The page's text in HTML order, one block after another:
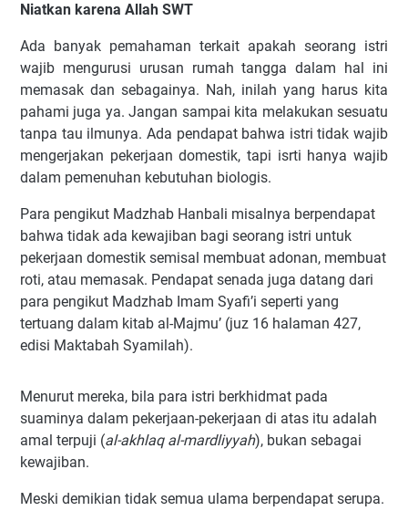
Niatkan karena Allah SWT
Ada banyak pemahaman terkait apakah seorang istri
wajib mengurusi urusan rumah tangga dalam hal ini
memasak dan sebagainya. Nah, inilah yang harus kita
pahami juga ya. Jangan sampai kita melakukan sesuatu
tanpa tau ilmunya. Ada pendapat bahwa istri tidak wajib
mengerjakan pekerjaan domestik, tapi isrti hanya wajib
dalam pemenuhan kebutuhan biologis.
Para pengikut Madzhab Hanbali misalnya berpendapat
bahwa tidak ada kewajiban bagi seorang istri untuk
pekerjaan domestik semisal membuat adonan, membuat
roti, atau memasak. Pendapat senada juga datang dari
para pengikut Madzhab Imam Syafi’i seperti yang
tertuang dalam kitab al-Majmu’ (juz 16 halaman 427,
edisi Maktabah Syamilah).
Menurut mereka, bila para istri berkhidmat pada
suaminya dalam pekerjaan-pekerjaan di atas itu adalah
amal terpuji (al-akhlaq al-mardliyyah), bukan sebagai
kewajiban.
Meski demikian tidak semua ulama berpendapat serupa.